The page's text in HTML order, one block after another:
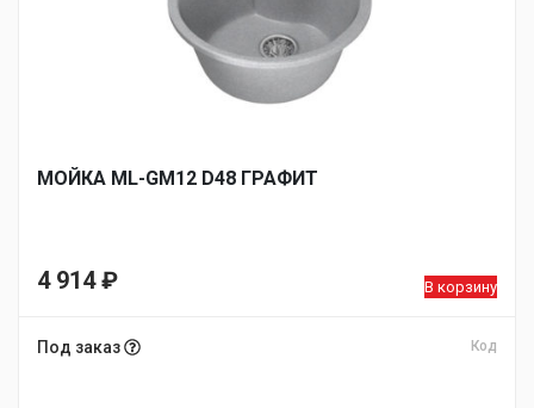
МОЙКA ML-GM12 D48 ГРАФИТ
4 914₽ В корзину
Под заказ Код